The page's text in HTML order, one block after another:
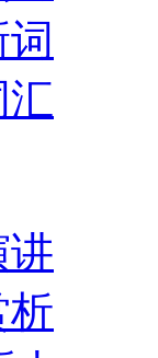
讲
析